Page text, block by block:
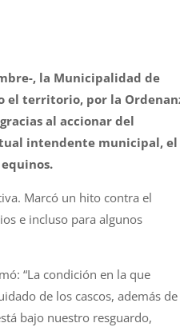
, la Municipalidad de
el territorio, por la
al accionar del
intendente municipal, el
Marcó un hito contra el
e incluso para algunos
“La condición en la que
de los cascos, además de
bajo nuestro resguardo,